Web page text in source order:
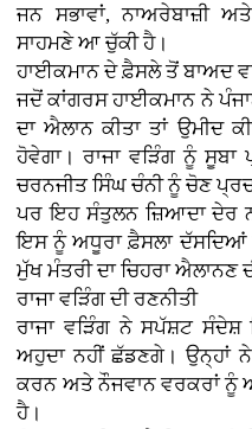
ਜਨ ਸਭਾਵਾਂ, ਨਾਅਰੇਬਾਜ਼ੀ
ਸਾਹਮਣੇ ਆ ਚੁੱਕੀ ਹੈ।
ਹਾਈਕਮਾਨ ਦੇ ਫ਼ੈਸਲੇ ਤੋਂ ਬਾਅਦ
ਜਦੋਂ ਕਾਂਗਰਸ ਹਾਈਕਮਾਨ ਨੇ
ਦਾ ਐਲਾਨ ਕੀਤਾ ਤਾਂ ਉਮੀਦ
ਹੋਵੇਗਾ। ਰਾਜਾ ਵੜਿੰਗ ਨੂੰ
ਚਰਨਜੀਤ ਸਿੰਘ ਚੰਨੀ ਨੂੰ ਚੋਣ
ਪਰ ਇਹ ਸੰਤੁਲਨ ਜ਼ਿਆਦਾ ਦੇਰ
ਇਸ ਨੂੰ ਅਧੂਰਾ ਫ਼ੈਸਲਾ
ਮੁੱਖ ਮੰਤਰੀ ਦਾ ਚਿਹਰਾ ਐਲਾਨਣ
ਰਾਜਾ ਵੜਿੰਗ ਦੀ ਰਣਨੀਤੀ
ਰਾਜਾ ਵੜਿੰਗ ਨੇ ਸਪੱਸ਼ਟ ਸੰਦੇਸ਼
ਅਹੁਦਾ ਨਹੀਂ ਛੱਡਣਗੇ। ਉਨ੍ਹਾਂ
ਕਰਨ ਅਤੇ ਨੌਜਵਾਨ ਵਰਕਰਾਂ ਨੂੰ
ਹੈ।